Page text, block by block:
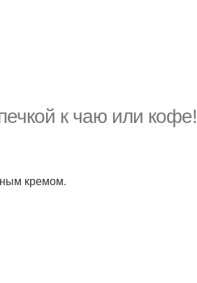
к чаю или кофе!
кремом.